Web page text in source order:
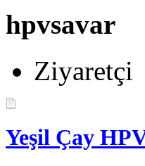
hpvsavar
Ziyaretçi
Yeşil Çay